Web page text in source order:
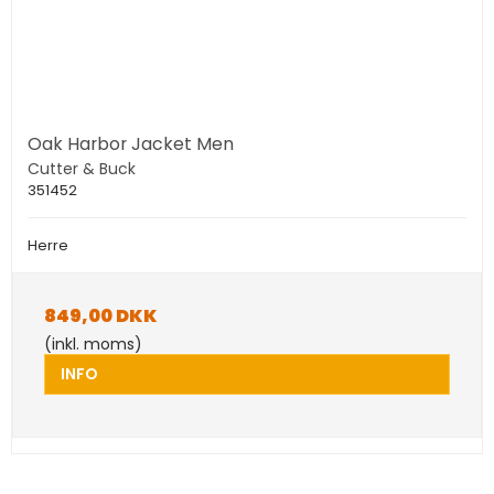
Oak Harbor Jacket Men
Cutter & Buck
351452
Herre
849,00 DKK
(inkl. moms)
INFO